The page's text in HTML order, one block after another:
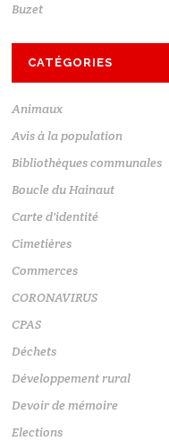
Buzet
CATÉGORIES
Animaux
Avis à la population
Bibliothèques communales
Boucle du Hainaut
Carte d'identité
Cimetières
Commerces
CORONAVIRUS
CPAS
Déchets
Développement rural
Devoir de mémoire
Elections